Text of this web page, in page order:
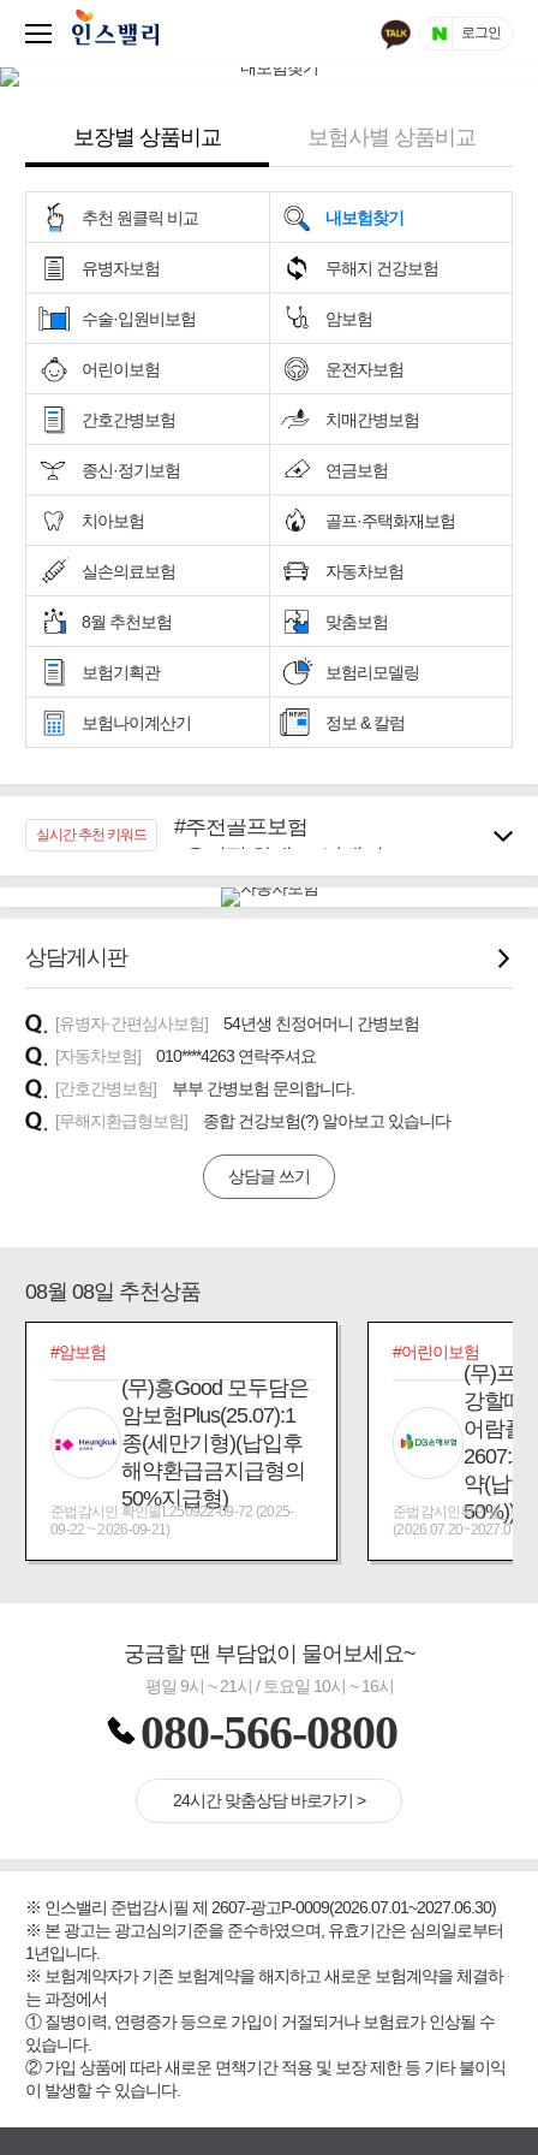
로그인
보장별 상품비교 보험사별 상품비교
추천 원클릭 비교 내보험찾기
유병자보험 무해지 건강보험
수술·입원비보험 암보험
어린이보험 운전자보험
간호간병보험 치매간병보험
종신·정기보험 연금보험
치아보험 골프·주택화재보험
실손의료보험 자동차보험
8월 추천보험 맞춤보험
보험기획관 보험리모델링
보험나이계산기 정보 & 칼럼
실시간 추천 키워드
#추천골프보험
#우리집 화재, 도난대비
#노후대비 연금재테크!
#임플란트, 치아치료보장
#무해지 건강보험
#바뀌기전에 4세대 가입
상담게시판
[유병자·간편심사보험]
54년생 친정어머니 간병보험
[자동차보험]
010****4263 연락주셔요
[간호간병보험]
부부 간병보험 문의합니다.
[무해지환급형보험]
종합 건강보험(?) 알아보고 있습니다
상담글 쓰기
08월 08일 추천상품
#암보험
(무)흥Good 모두담은
암보험Plus(25.07):1
종(세만기형)(납입후
해약환급금지급형의
50%지급형)
준법감시인 확인필L250922-09-72 (2025-
09-22 ~ 2026-09-21)
#어린이보험
(무)프
강할때
어람플
2607:
약(납입
50%))
준법감시인확인필_제
궁금할 땐 부담없이 물어보세요~
평일 9시 ~ 21시 / 토요일 10시 ~ 16시
080-566-0800
24시간 맞춤상담 바로가기 >
※ 인스밸리 준법감시필 제 2607-광고P-0009(2026.07.01~2027.06.30)
※ 본 광고는 광고심의기준을 준수하였으며, 유효기간은 심의일로부터
1년입니다.
※ 보험계약자가 기존 보험계약을 해지하고 새로운 보험계약을 체결하
는 과정에서
① 질병이력, 연령증가 등으로 가입이 거절되거나 보험료가 인상될 수
있습니다.
② 가입 상품에 따라 새로운 면책기간 적용 및 보장 제한 등 기타 불이익
이 발생할 수 있습니다.